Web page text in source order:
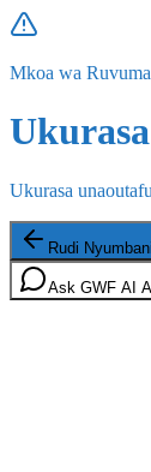
Mkoa wa Ruvuma
Ukurasa
Rudi Nyumbani
Ask GWF AI